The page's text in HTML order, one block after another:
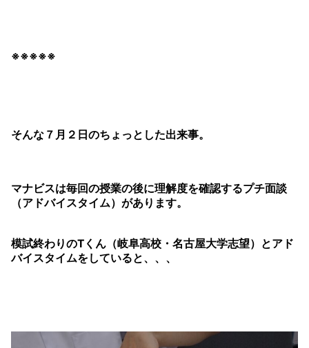
※※※※※
そんな７月２日のちょっとした出来事。
マナビスは毎回の授業の後に理解度を確認するプチ面談
（アドバイスタイム）があります。
模試終わりのTくん（岐阜高校・名古屋大学志望）とアド
バイスタイムをしていると、、、